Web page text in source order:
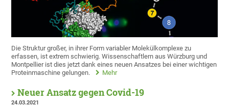
Die Struktur großer, in ihrer Form variabler Molekülkomplexe zu
erfassen, ist extrem schwierig. Wissenschaftlern aus Würzburg und
Montpellier ist dies jetzt dank eines neuen Ansatzes bei einer wichtigen
Proteinmaschine gelungen.
Mehr
Neuer Ansatz gegen Covid-19
24.03.2021